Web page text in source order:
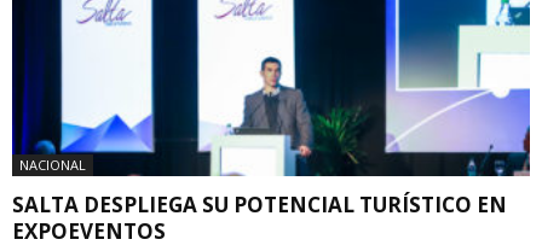
NACIONAL
SALTA DESPLIEGA SU POTENCIAL TURÍSTICO EN
EXPOEVENTOS